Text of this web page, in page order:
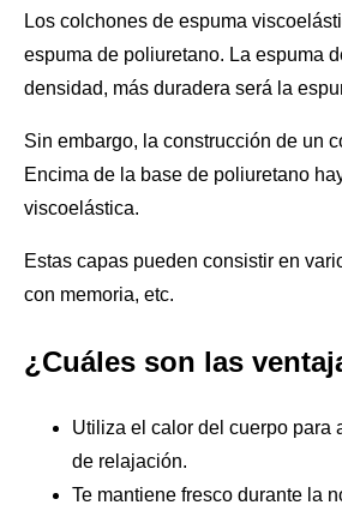
Los colchones de espuma
espuma de poliuretano. La espuma
densidad, más duradera será la
Sin embargo, la construcción de un
Encima de la base de poliuretano
viscoelástica.
Estas capas pueden consistir en
con memoria, etc.
¿Cuáles son las
Utiliza el calor del cuerpo para
de relajación.
Te mantiene fresco durante la